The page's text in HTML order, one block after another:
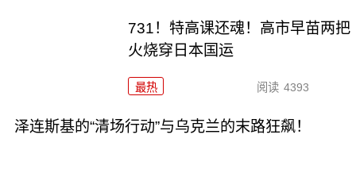
731！特高课还魂！高市早苗两把
火烧穿日本国运
最热 阅读 4393
泽连斯基的“清场行动”与乌克兰的末路狂飙！